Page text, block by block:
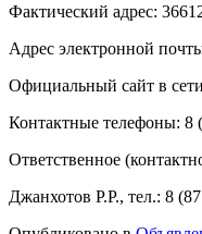
Фактический адрес:
Адрес электронной
Официальный сайт в
Контактные телефоны: 8
Ответственное
Джанхотов Р.Р., тел.: 8